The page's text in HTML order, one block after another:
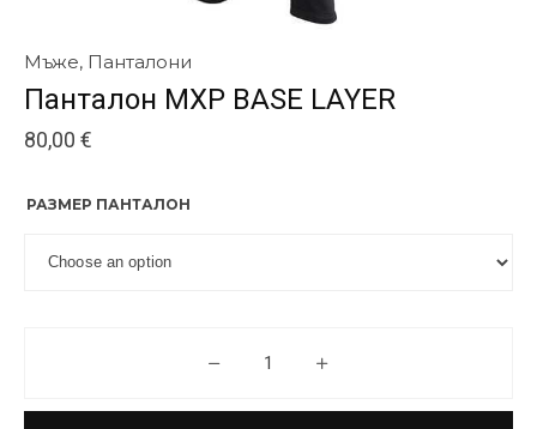
Мъже, Панталони
Панталон MXP BASE LAYER
80,00 €
РАЗМЕР ПАНТАЛОН
Панталон MXP BASE LAYER